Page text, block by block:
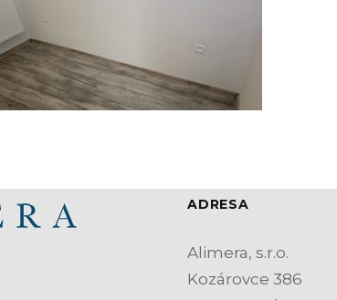
ADRESA
Alimera, s.r.o.
Kozárovce 386